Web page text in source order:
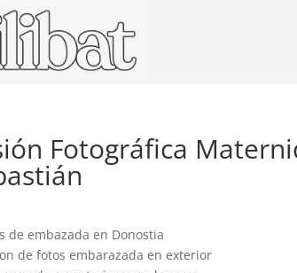
Fotográfica